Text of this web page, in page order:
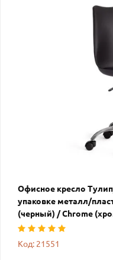
Офисное кресло
упаковке металл/
(черный) / Chrome
Код: 21551